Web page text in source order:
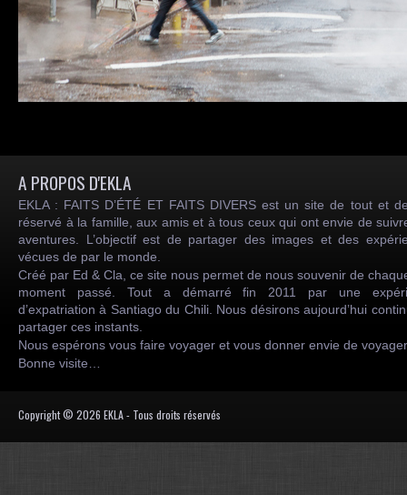
A PROPOS D'EKLA
EKLA : FAITS D’ÉTÉ ET FAITS DIVERS est un site de tout et
réservé à la famille, aux amis et à tous ceux qui ont envie de
aventures. L’objectif est de partager des images et des
vécues de par le monde.
Créé par Ed & Cla, ce site nous permet de nous souvenir de
moment passé. Tout a démarré fin 2011 par une
d’expatriation à Santiago du Chili. Nous désirons aujourd’hui
partager ces instants.
Nous espérons vous faire voyager et vous donner envie de
Bonne visite…
Copyright © 2026 EKLA - Tous droits réservés